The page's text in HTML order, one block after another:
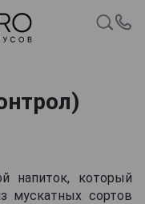
напиток, который
мускатных сортов